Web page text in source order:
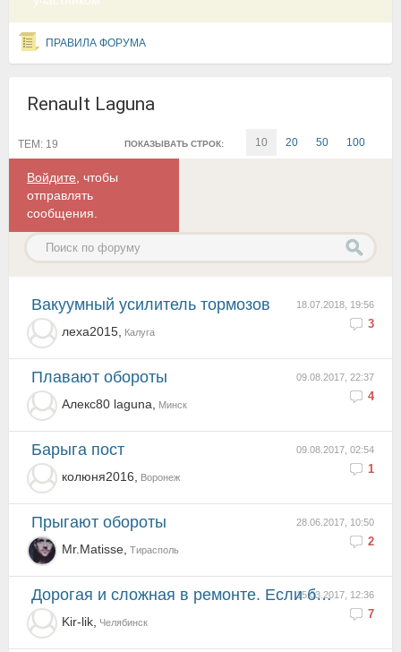
ПРАВИЛА ФОРУМА
Renault Laguna
ПОКАЗЫВАТЬ СТРОК: 10 20 50 100
ТЕМ: 19
Войдите , чтобы
отправлять
сообщения.
18.07.2018, 19:56
3
Вакуумный усилитель тормозов
леха2015, Калуга
09.08.2017, 22:37
4
плавают обороты
Алекс80 laguna, Минск
09.08.2017, 02:54
1
Барыга пост
колюня2016, Воронеж
28.06.2017, 10:50
2
Прыгают обороты
Mr.Matisse, Тирасполь
15.03.2017, 12:36
7
Дорогая и сложная в ремонте. Если бы не Exist, то только на свалку. В общем авто устраивает на все 1...
Kir-lik, Челябинск